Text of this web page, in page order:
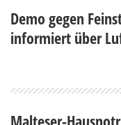
Demo gegen
informiert über
Malteser-